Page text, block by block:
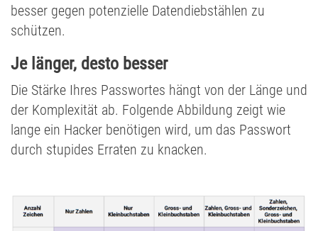
besser gegen potenzielle Datendiebstählen zu
schützen.
Je länger, desto besser
Die Stärke Ihres Passwortes hängt von der Länge und
der Komplexität ab. Folgende Abbildung zeigt wie
lange ein Hacker benötigen wird, um das Passwort
durch stupides Erraten zu knacken.